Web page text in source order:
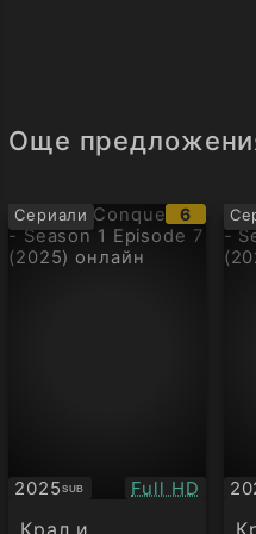
Още
Сериали
IMDb
6
2025SUB
Субтитри Качество:
Full HD